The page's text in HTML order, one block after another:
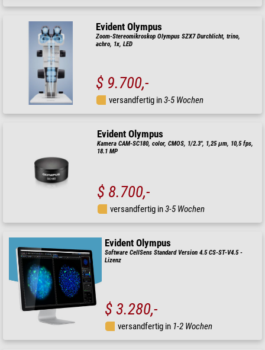
Evident Olympus
Zoom-Stereomikroskop Olympus SZX7 Durchlicht, trino,
achro, 1x, LED
$ 9.700,-
versandfertig in3-5 Wochen
Evident Olympus
Kamera CAM-SC180, color, CMOS, 1/2.3", 1,25 μm, 10,5 fps,
18.1 MP
$ 8.700,-
versandfertig in3-5 Wochen
Evident Olympus
Software CellSens Standard Version 4.5 CS-ST-V4.5 -
Lizenz
$ 3.280,-
versandfertig in 1-2 Wochen